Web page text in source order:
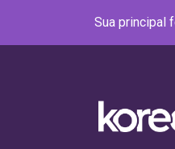
Sua principal